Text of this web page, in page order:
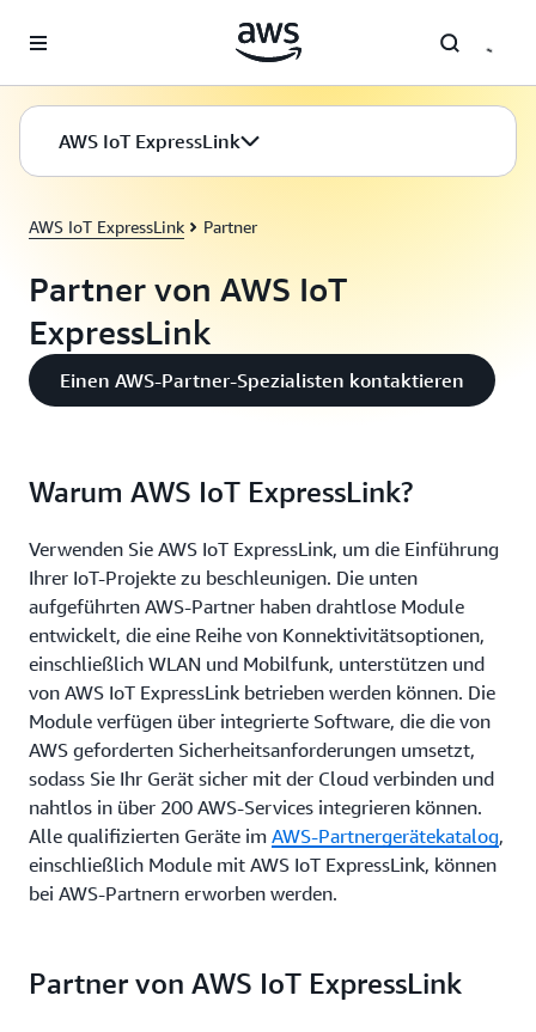
Überspringen zum Hauptinhalt
AWS IoT ExpressLink Partner
Partner von AWS IoT
ExpressLink
Einen AWS-Partner-Spezialisten kontaktieren
AWS IoT ExpressLink
Warum AWS IoT ExpressLink?
Verwenden Sie AWS IoT ExpressLink, um die Einführung
Ihrer IoT-Projekte zu beschleunigen. Die unten
aufgeführten AWS-Partner haben drahtlose Module
entwickelt, die eine Reihe von Konnektivitätsoptionen,
einschließlich WLAN und Mobilfunk, unterstützen und
von AWS IoT ExpressLink betrieben werden können. Die
Module verfügen über integrierte Software, die die von
AWS geforderten Sicherheitsanforderungen umsetzt,
sodass Sie Ihr Gerät sicher mit der Cloud verbinden und
nahtlos in über 200 AWS-Services integrieren können.
Alle qualifizierten Geräte im AWS-Partnergerätekatalog,
einschließlich Module mit AWS IoT ExpressLink, können
bei AWS-Partnern erworben werden.
Partner von AWS IoT ExpressLink